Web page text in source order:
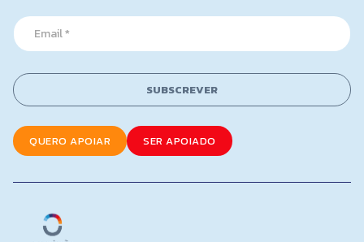
m
a
E
m
i
l
E
m
a
l
*
SUBSCREVER
QUERO APOIAR SER APOIADO